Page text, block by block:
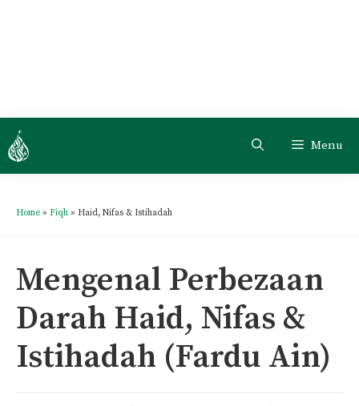
Menu
Home » Fiqh » Haid, Nifas & Istihadah
Mengenal Perbezaan
Darah Haid, Nifas &
Istihadah (Fardu Ain)